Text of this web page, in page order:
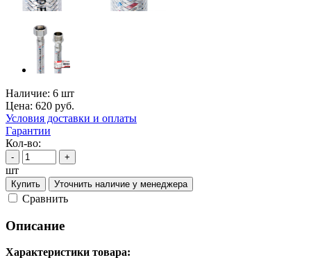
Наличие: 6 шт
Цена: 620 руб.
Условия доставки и оплаты
Гарантии
Кол-во:
- +
шт
Купить Уточнить наличие у менеджера
Cравнить
Описание
Характеристики товара: